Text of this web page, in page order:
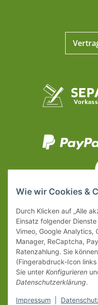
Wie wir Cookies &
Durch Klicken auf „Alle
Einsatz folgender
Vimeo, Google Analytics,
Manager, ReCaptcha,
Ratenzahlung. Sie
(Fingerabdruck-Icon
Sie unter Konfigurieren
Datenschutzerklärung.
Impressum